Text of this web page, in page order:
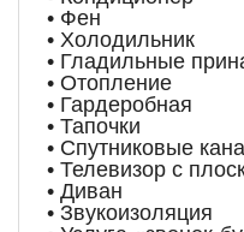
• Фен
• Холодильник
• Гладильные
• Отопление
• Гардеробная
• Тапочки
• Спутниковые
• Телевизор с
• Диван
• Звукоизоляция